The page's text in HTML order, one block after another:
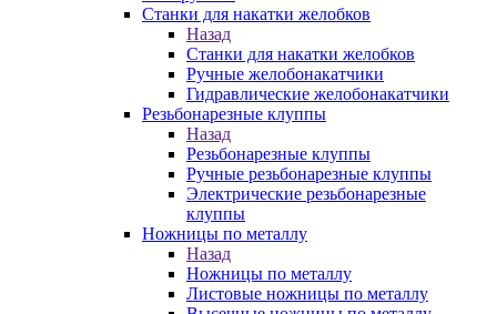
Станки для накатки желобков
Назад
Станки для накатки желобков
Ручные желобонакатчики
Гидравлические желобонакатчики
Резьбонарезные клуппы
Назад
Резьбонарезные клуппы
Ручные резьбонарезные клуппы
Электрические резьбонарезные
клуппы
Ножницы по металлу
Назад
Ножницы по металлу
Листовые ножницы по металлу